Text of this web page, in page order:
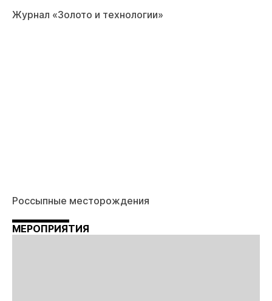
Журнал «Золото и технологии»
Россыпные месторождения
МЕРОПРИЯТИЯ